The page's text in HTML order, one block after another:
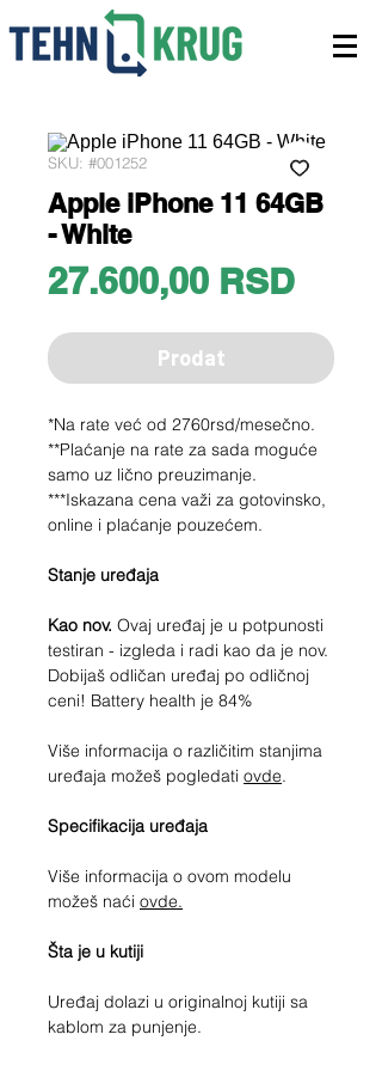
SKU: #001252
Apple iPhone 11 64GB
- White
27.600,00 RSDPrice
Prodat
*Na rate već od 2760rsd/mesečno.
**Plaćanje na rate za sada moguće
samo uz lično preuzimanje.
***Iskazana cena važi za gotovinsko,
online i plaćanje pouzećem.
Stanje uređaja
Kao nov. Ovaj uređaj je u potpunosti
testiran - izgleda i radi kao da je nov.
Dobijaš odličan uređaj po odličnoj
ceni! Battery health je 84%
Više informacija o različitim stanjima
uređaja možeš pogledati ovde.
Specifikacija uređaja
Više informacija o ovom modelu
možeš naći ovde.
Šta je u kutiji
Uređaj dolazi u originalnoj kutiji sa
kablom za punjenje.